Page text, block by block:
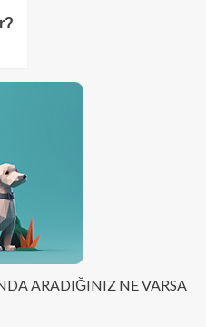
ARADIĞINIZ NE VARSA